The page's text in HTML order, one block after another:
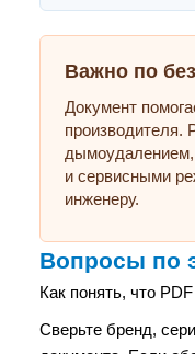
Важно по
Документ
производителя.
дымоудалением,
и сервисными
инженеру.
Вопросы по
Как понять, что
Сверьте бренд,